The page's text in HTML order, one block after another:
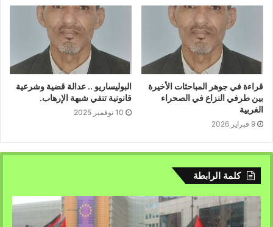
قراءة في جوهر المباحثات الأخيرة
بين طرفي النزاع في الصحراء
الغربية
9 فبراير 2026
البوليساريو .. عدالة قضية وشرعية
قانونية تنفي شبهة الإرهاب.
10 نوفمبر 2025
كلمة الرابطة